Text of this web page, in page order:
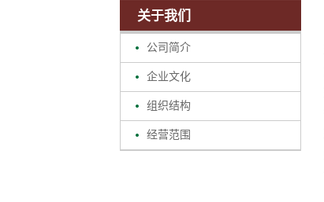
关于我们
公司简介
企业文化
组织结构
经营范围